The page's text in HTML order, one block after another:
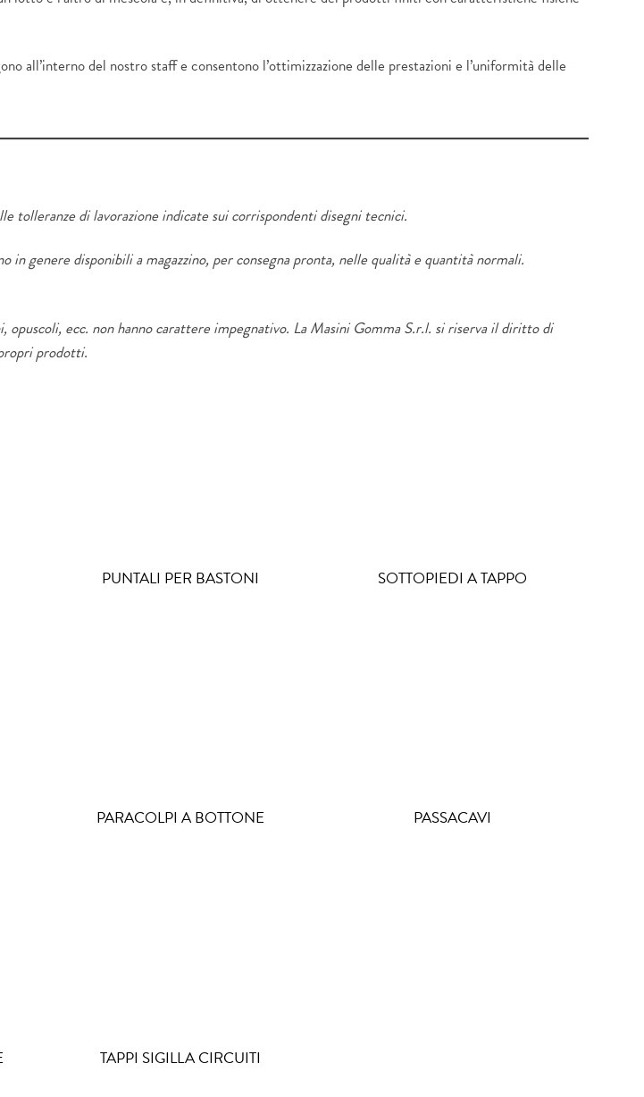
all’interno del nostro staff e consentono l’ottimizzazione delle prestazioni e l’uniformità delle
tolleranze di lavorazione indicate sui corrispondenti disegni tecnici.
genere disponibili a magazzino, per consegna pronta, nelle qualità e quantità normali.
ecc. non hanno carattere impegnativo. La Masini Gomma S.r.l. si riserva il diritto di
prodotti.
PUNTALI PER BASTONI SOTTOPIEDI A TAPPO
PARACOLPI A BOTTONE PASSACAVI
TAPPI SIGILLA CIRCUITI